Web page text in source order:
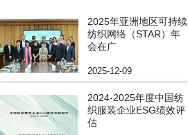
2025年亚洲地区可持续
纺织网络（STAR）年
会在广
2025-12-09
2024-2025年度中国纺
织服装企业ESG绩效评
估